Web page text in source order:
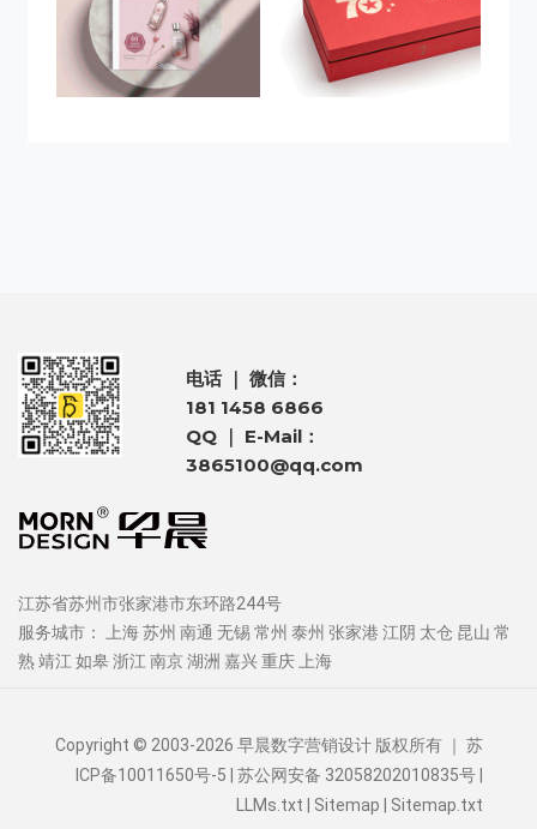
电话 ｜ 微信：
181 1458 6866
QQ ｜ E-Mail：
3865100@qq.com
江苏省苏州市张家港市东环路244号
服务城市：
上海苏州 南通 无锡常州 泰州 张家港 江阴 太仓 昆山 常
熟靖江 如皋浙江 南京湖洲 嘉兴重庆 上海
Copyright © 2003-2026 早晨数字营销设计 版权所有 ｜ 苏
ICP备10011650号-5 | 苏公网安备 32058202010835号 |
LLMs.txt | Sitemap | Sitemap.txt